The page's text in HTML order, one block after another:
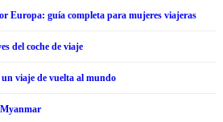
Europa: guía completa para mujeres viajeras
del coche de viaje
viaje de vuelta al mundo